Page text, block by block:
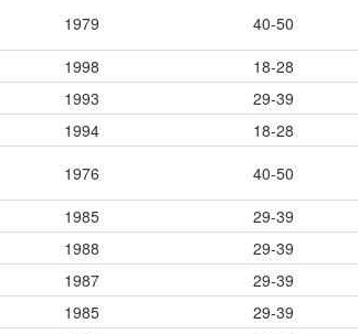
1979 40-50
1998 18-28
1993 29-39
1994 18-28
1976 40-50
1985 29-39
1988 29-39
1987 29-39
1985 29-39